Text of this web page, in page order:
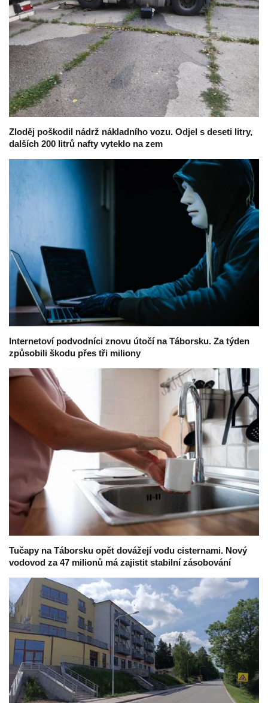
Zloděj poškodil nádrž nákladního vozu. Odjel s deseti litry,
dalších 200 litrů nafty vyteklo na zem
Internetoví podvodníci znovu útočí na Táborsku. Za týden
způsobili škodu přes tři miliony
Tučapy na Táborsku opět dovážejí vodu cisternami. Nový
vodovod za 47 milionů má zajistit stabilní zásobování